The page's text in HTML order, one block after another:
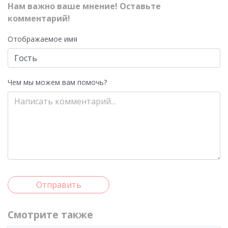
Нам важно ваше мнение! Оставьте
комментарий!
Отображаемое имя
Чем мы можем вам помочь?
Отправить
Смотрите также